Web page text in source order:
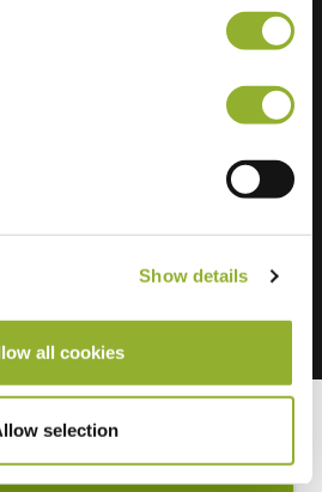
Show details
all cookies
selection